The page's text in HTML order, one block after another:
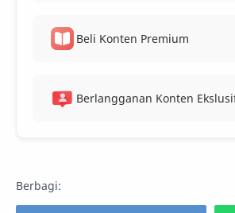
Beli Konten Premium
Berlangganan Konten